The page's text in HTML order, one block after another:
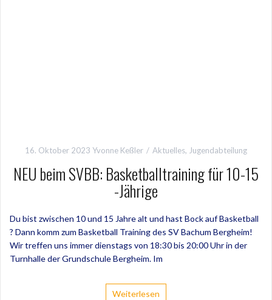
16. Oktober 2023 Yvonne Keßler Aktuelles, Jugendabteilung
NEU beim SVBB: Basketballtraining für 10-15
-Jährige
Du bist zwischen 10 und 15 Jahre alt und hast Bock auf Basketball
? Dann komm zum Basketball Training des SV Bachum Bergheim!
Wir treffen uns immer dienstags von 18:30 bis 20:00 Uhr in der
Turnhalle der Grundschule Bergheim. Im
Weiterlesen